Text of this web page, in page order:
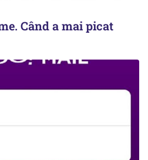
Când a mai picat